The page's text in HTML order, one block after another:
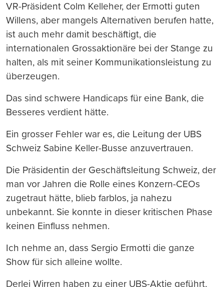
VR-Präsident Colm Kelleher, der Ermotti guten
Willens, aber mangels Alternativen berufen hatte,
ist auch mehr damit beschäftigt, die
internationalen Grossaktionäre bei der Stange zu
halten, als mit seiner Kommunikationsleistung zu
überzeugen.
Das sind schwere Handicaps für eine Bank, die
Besseres verdient hätte.
Ein grosser Fehler war es, die Leitung der UBS
Schweiz Sabine Keller-Busse anzuvertrauen.
Die Präsidentin der Geschäftsleitung Schweiz, der
man vor Jahren die Rolle eines Konzern-CEOs
zugetraut hätte, blieb farblos, ja nahezu
unbekannt. Sie konnte in dieser kritischen Phase
keinen Einfluss nehmen.
Ich nehme an, dass Sergio Ermotti die ganze
Show für sich alleine wollte.
Derlei Wirren haben zu einer UBS-Aktie geführt,